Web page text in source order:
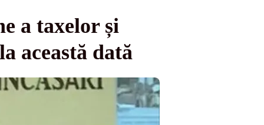
a taxelor și
această dată